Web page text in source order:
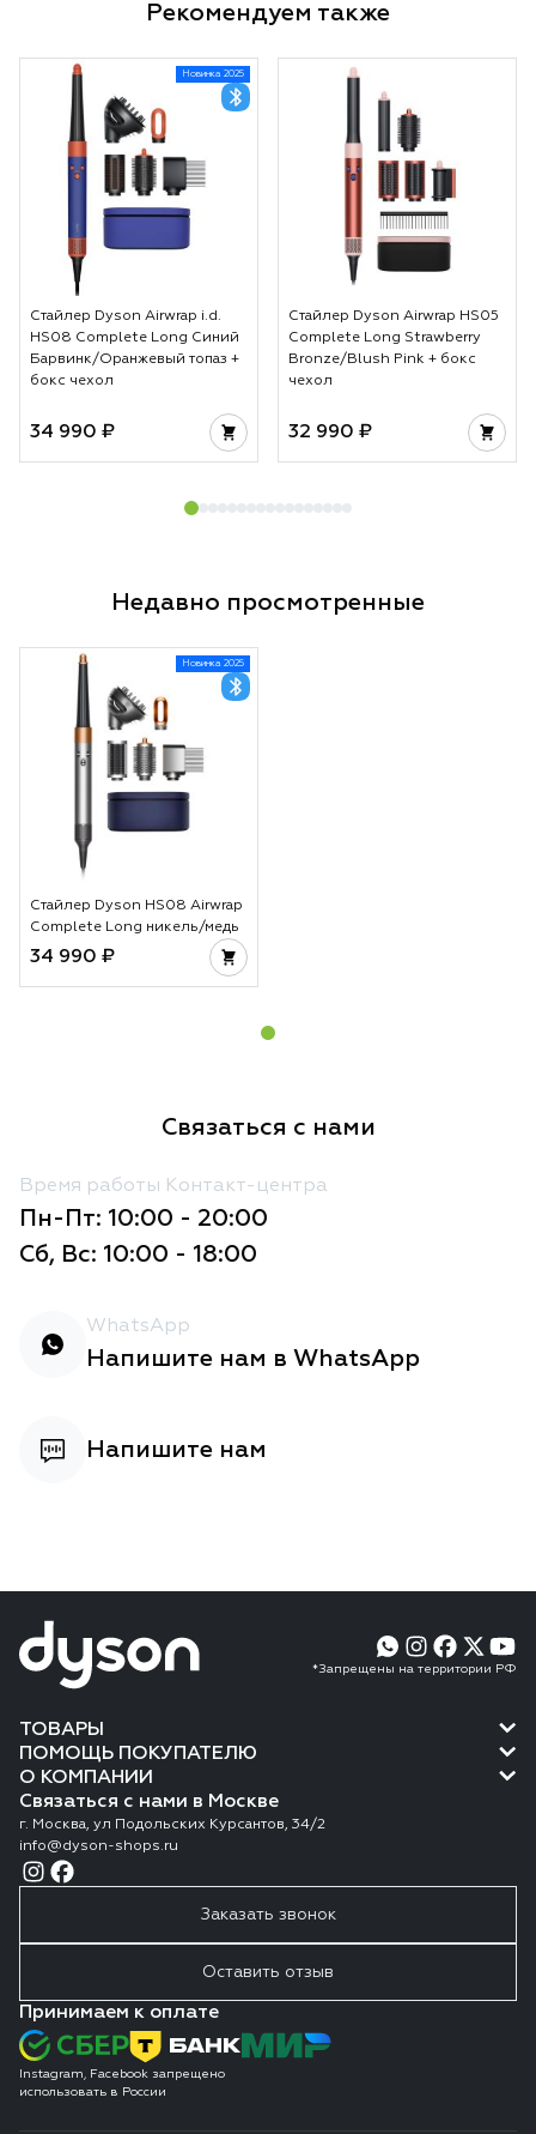
Рекомендуем также
Новинка 2025
Стайлер Dyson Airwrap i.d.
HS08 Complete Long Синий
Барвинк/Оранжевый топаз +
бокс чехол
34 990 ₽
Стайлер Dyson Airwrap HS05
Complete Long Strawberry
Bronze/Blush Pink + бокс
чехол
32 990 ₽
Недавно просмотренные
Новинка 2025
Стайлер Dyson HS08 Airwrap
Complete Long никель/медь
34 990 ₽
Связаться с нами
Время работы Контакт-центра
Пн-Пт: 10:00 - 20:00
Сб, Вс: 10:00 - 18:00
WhatsApp
Напишите нам в WhatsApp
Напишите нам
*Запрещены на территории РФ
ТОВАРЫ
ПОМОЩЬ ПОКУПАТЕЛЮ
О КОМПАНИИ
Связаться с нами в Москве
г. Москва, ул Подольских Курсантов, 34/2
info@dyson-shops.ru
Заказать звонок
Оставить отзыв
Принимаем к оплате
Instagram, Facebook запрещено
использовать в России